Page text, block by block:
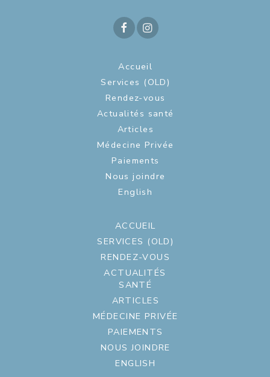
Accueil
Services (OLD)
Rendez-vous
Actualités santé
Articles
Médecine Privée
Paiements
Nous joindre
English
ACCUEIL
SERVICES (OLD)
RENDEZ-VOUS
ACTUALITÉS
SANTÉ
ARTICLES
MÉDECINE PRIVÉE
PAIEMENTS
NOUS JOINDRE
ENGLISH